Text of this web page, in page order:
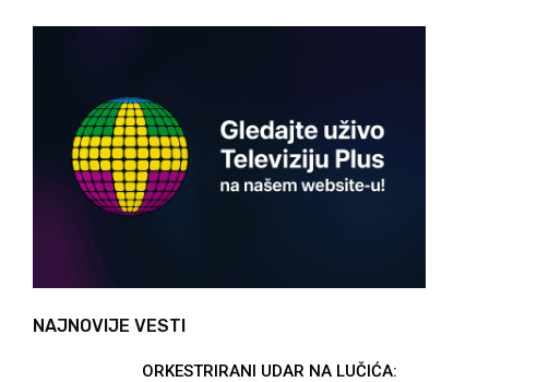
NAJNOVIJE VESTI
ORKESTRIRANI UDAR NA LUČIĆA: